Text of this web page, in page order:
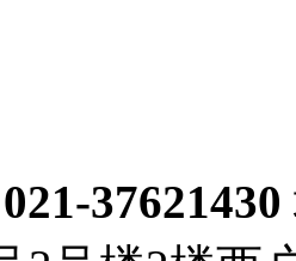
021-37621430